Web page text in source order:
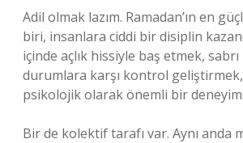
Adil olmak lazım. Ramadan’ın en
biri, insanlara ciddi bir disiplin
içinde açlık hissiyle baş etmek,
durumlara karşı kontrol geliştirmek,
psikolojik olarak önemli bir deneyim.
Bir de kolektif tarafı var. Aynı anda